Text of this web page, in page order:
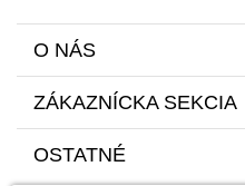
O NÁS
ZÁKAZNÍCKA SEKCIA
OSTATNÉ